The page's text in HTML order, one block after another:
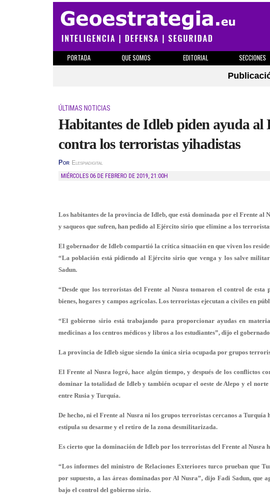
PORTADA QUE SOMOS EDITORIAL SECCIONES
ÚLTIMAS NOTICIAS
Habitantes de Idleb piden ayuda
contra los terroristas yihadistas
Por Elespiadigital
MIÉRCOLES 06 DE FEBRERO DE 2019, 21:00H
Los habitantes de la provincia de Idleb, que está dominada por el Frente al
y saqueos que sufren, han pedido al Ejército sirio que elimine a los
El gobernador de Idleb compartió la crítica situación en que viven los
“La población está pidiendo al Ejército sirio que venga y los salve
Sadun.
“Desde que los terroristas del Frente al Nusra tomaron el control de esta
bienes, hogares y campos agrícolas. Los terroristas ejecutan a civiles en
“El gobierno sirio está trabajando para proporcionar ayudas en
medicinas a los centros médicos y libros a los estudiantes”, dijo el
La provincia de Idleb sigue siendo la única siria ocupada por grupos
El Frente al Nusra logró, hace algún tiempo, y después de los conflictos
dominar la totalidad de Idleb y también ocupar el oeste de Alepo y el
entre Rusia y Turquía.
De hecho, ni el Frente al Nusra ni los grupos terroristas cercanos a
estipula su desarme y el retiro de la zona desmilitarizada.
Es cierto que la dominación de Idleb por los terroristas del Frente al Nusra
“Los informes del ministro de Relaciones Exteriores turco prueban que
por supuesto, a las áreas dominadas por Al Nusra”, dijo Fadi Sadun, que
bajo el control del gobierno sirio.